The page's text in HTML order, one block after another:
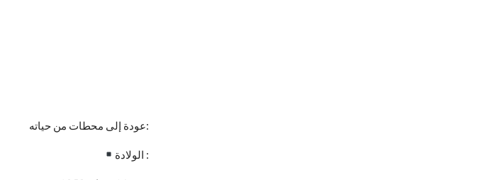
عودة إلى محطات من حياته:
الولادة :